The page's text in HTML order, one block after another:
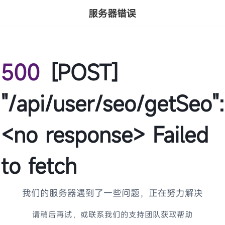
服务器错误
500 [POST]
"/api/user/seo/getSeo":
<no response> Failed
to fetch
我们的服务器遇到了一些问题，正在努力解决
请稍后再试，或联系我们的支持团队获取帮助